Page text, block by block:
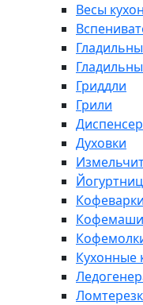
Весы
Гриддли
Грили
Духовки
Кофеварки
Кухонные